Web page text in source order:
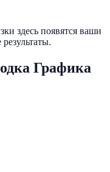
здесь появятся ваши
Графика